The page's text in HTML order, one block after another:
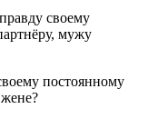
постоянному